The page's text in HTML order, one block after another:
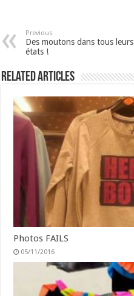
Previous
Des moutons dans tous leurs
états !
Related Articles
Photos FAILS
05/11/2016